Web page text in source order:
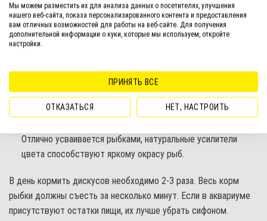
корм будет во время или после стрессовых ситуаций
(болезни, смена воды, выставки, нерест).
Tetra Discus Colour — небольшие тонущие гранулы с
сделает ваших рыбок еще ярче.
Tetra Discus Pro — мульти-чипсы, изготавливаемые по
щадящей низкотемпературной технологии, что позволяет
Отлично усваивается рыбками, натуральные усилители
цвета способствуют яркому окрасу рыб.
В день кормить дискусов необходимо 2-3 раза. Весь корм
рыбки должны съесть за несколько минут. Если в аквариуме
присутствуют остатки пищи, их лучше убрать сифоном.
Мы можем разместить их для анализа данных о посетителях, улучшения
нашего веб-сайта, показа персонализированного контента и предоставления
вам отличных возможностей для работы на веб-сайте. Для получения
дополнительной информации о куки, которые мы используем, откройте
настройки.
ПРИНЯТЬ ВСЕ
ОТКАЗАТЬСЯ НЕТ, НАСТРОИТЬ